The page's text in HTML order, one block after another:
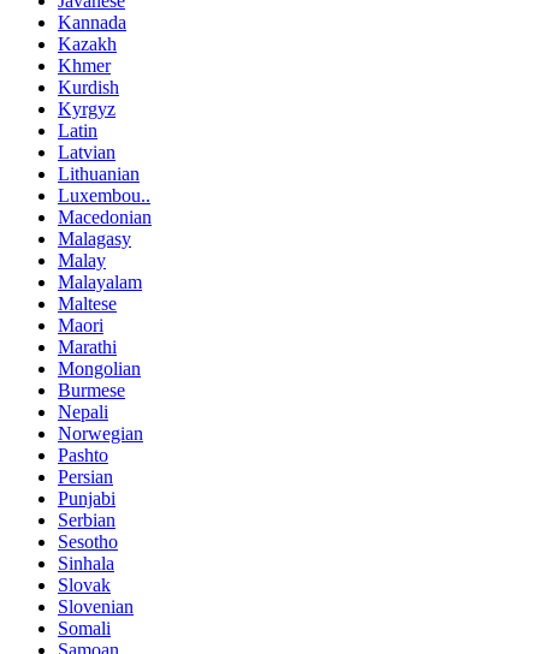
Kannada
Kazakh
Khmer
Kurdish
Kyrgyz
Latin
Latvian
Lithuanian
Luxembou..
Macedonian
Malagasy
Malay
Malayalam
Maltese
Maori
Marathi
Mongolian
Burmese
Nepali
Norwegian
Pashto
Persian
Punjabi
Serbian
Sesotho
Sinhala
Slovak
Slovenian
Somali